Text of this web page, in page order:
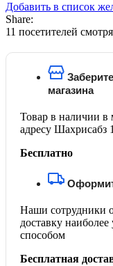
Добавить в список
Share:
11 посетителей
магазина
Товар в наличии в
адресу Шахрисабз
Бесплатно
Наши сотрудники
доставку
способом
Бесплатная